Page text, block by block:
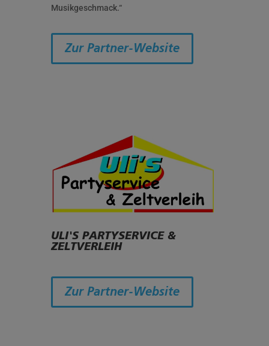
Musikgeschmack.“
Zur Partner-Website
ULI'S PARTYSERVICE &
ZELTVERLEIH
Zur Partner-Website